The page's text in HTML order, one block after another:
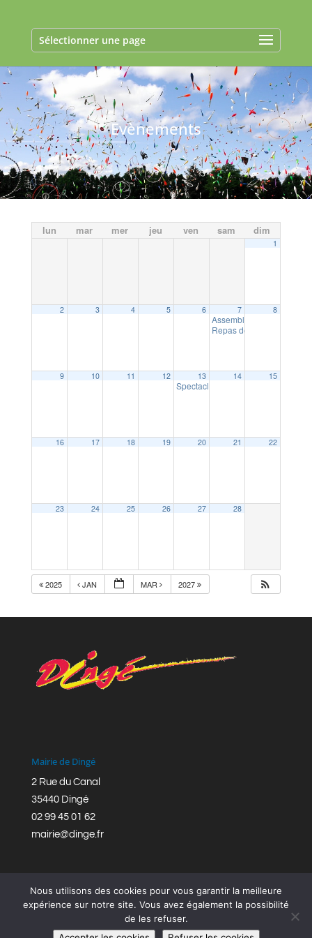
Sélectionner une page
Evènements
lun mar mer jeu ven sam dim
1
2 3 4 5 6 7
Assemblée générale
Repas de l’école Sainte
8
9 10 11 12 13
Spectacle intergénérationnel
14 15
16 17 18 19 20 21 22
23 24 25 26 27 28
2025 JAN MAR 2027
Mairie de Dingé
2 Rue du Canal
35440 Dingé
02 99 45 01 62
mairie@dinge.fr
Réalisation © Mairie de Dingé,Bretagne Romantique
Nous utilisons des cookies pour vous garantir la meilleure
expérience sur notre site. Vous avez également la possibilité
de les refuser.